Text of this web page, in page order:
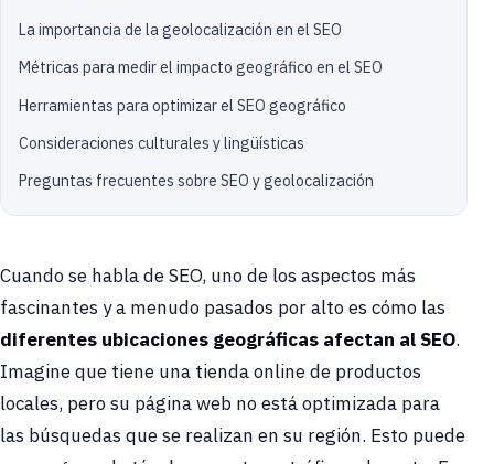
La importancia de la geolocalización en el SEO
Métricas para medir el impacto geográfico en el SEO
Herramientas para optimizar el SEO geográfico
Consideraciones culturales y lingüísticas
Preguntas frecuentes sobre SEO y geolocalización
Cuando se habla de SEO, uno de los aspectos más
fascinantes y a menudo pasados por alto es cómo las
diferentes ubicaciones geográficas afectan al SEO.
Imagine que tiene una tienda online de productos
locales, pero su página web no está optimizada para
las búsquedas que se realizan en su región. Esto puede